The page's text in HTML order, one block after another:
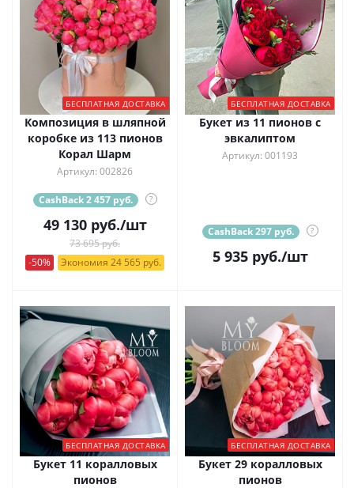
БЕСПЛАТНАЯ ДОСТАВКА
Композиция в шляпной
коробке из 113 пионов
Корал Шарм
Артикул: 002826
CashBack 2 457 руб. ?
49 130руб./шт
73 695 руб.
-50%
Экономия 24 565 руб.
БЕСПЛАТНАЯ ДОСТАВКА
Букет из 11 пионов с
эвкалиптом
Артикул: 001193
CashBack 297 руб. ?
5 935руб./шт
БЕСПЛАТНАЯ ДОСТАВКА
Букет 11 коралловых
пионов
БЕСПЛАТНАЯ ДОСТАВКА
Букет 29 коралловых
пионов